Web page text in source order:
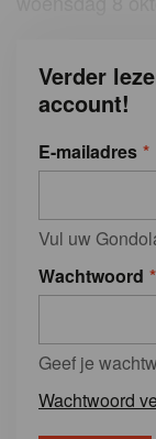
Verder
account!
E-mailadres
Vul uw
Wachtwoord
Geef je
Wachtwoord